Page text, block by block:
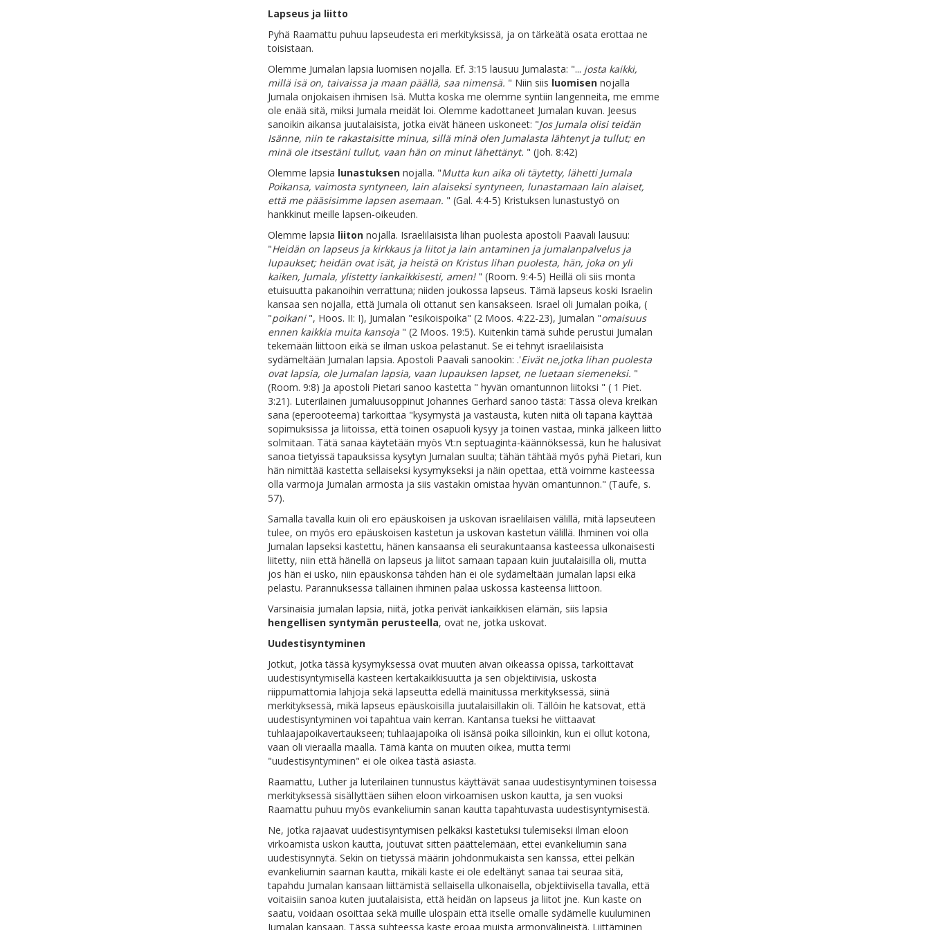
Lapseus ja liitto
Pyhä Raamattu puhuu lapseudesta eri merkityksissä, ja on tärkeätä osata erottaa ne
toisistaan.
Olemme Jumalan lapsia luomisen nojalla. Ef. 3:15 lausuu Jumalasta: "... josta kaikki,
millä isä on, taivaissa ja maan päällä, saa nimensä. " Niin siis luomisen nojalla
Jumala onjokaisen ihmisen Isä. Mutta koska me olemme syntiin langenneita, me emme
ole enää sitä, miksi Jumala meidät loi. Olemme kadottaneet Jumalan kuvan. Jeesus
sanoikin aikansa juutalaisista, jotka eivät häneen uskoneet: "Jos Jumala olisi teidän
Isänne, niin te rakastaisitte minua, sillä minä olen Jumalasta lähtenyt ja tullut; en
minä ole itsestäni tullut, vaan hän on minut lähettänyt. " (Joh. 8:42)
Olemme lapsia lunastuksen nojalla. "Mutta kun aika oli täytetty, lähetti Jumala
Poikansa, vaimosta syntyneen, lain alaiseksi syntyneen, lunastamaan lain alaiset,
että me pääsisimme lapsen asemaan. " (Gal. 4:4-5) Kristuksen lunastustyö on
hankkinut meille lapsen-oikeuden.
Olemme lapsia liiton nojalla. Israelilaisista lihan puolesta apostoli Paavali lausuu:
"Heidän on lapseus ja kirkkaus ja liitot ja lain antaminen ja jumalanpalvelus ja
lupaukset; heidän ovat isät, ja heistä on Kristus lihan puolesta, hän, joka on yli
kaiken, Jumala, ylistetty iankaikkisesti, amen! " (Room. 9:4-5) Heillä oli siis monta
etuisuutta pakanoihin verrattuna; niiden joukossa lapseus. Tämä lapseus koski Israelin
kansaa sen nojalla, että Jumala oli ottanut sen kansakseen. Israel oli Jumalan poika, (
"poikani ", Hoos. II: I), Jumalan "esikoispoika" (2 Moos. 4:22-23), Jumalan "omaisuus
ennen kaikkia muita kansoja " (2 Moos. 19:5). Kuitenkin tämä suhde perustui Jumalan
tekemään liittoon eikä se ilman uskoa pelastanut. Se ei tehnyt israelilaisista
sydämeltään Jumalan lapsia. Apostoli Paavali sanookin: .'Eivät ne,jotka lihan puolesta
ovat lapsia, ole Jumalan lapsia, vaan lupauksen lapset, ne luetaan siemeneksi. "
(Room. 9:8) Ja apostoli Pietari sanoo kastetta " hyvän omantunnon liitoksi " ( 1 Piet.
3:21). Luterilainen jumaluusoppinut Johannes Gerhard sanoo tästä: Tässä oleva kreikan
sana (eperooteema) tarkoittaa "kysymystä ja vastausta, kuten niitä oli tapana käyttää
sopimuksissa ja liitoissa, että toinen osapuoli kysyy ja toinen vastaa, minkä jälkeen liitto
solmitaan. Tätä sanaa käytetään myös Vt:n septuaginta-käännöksessä, kun he halusivat
sanoa tietyissä tapauksissa kysytyn Jumalan suulta; tähän tähtää myös pyhä Pietari, kun
hän nimittää kastetta sellaiseksi kysymykseksi ja näin opettaa, että voimme kasteessa
olla varmoja Jumalan armosta ja siis vastakin omistaa hyvän omantunnon." (Taufe, s.
57).
Samalla tavalla kuin oli ero epäuskoisen ja uskovan israelilaisen välillä, mitä lapseuteen
tulee, on myös ero epäuskoisen kastetun ja uskovan kastetun välillä. Ihminen voi olla
Jumalan lapseksi kastettu, hänen kansaansa eli seurakuntaansa kasteessa ulkonaisesti
liitetty, niin että hänellä on lapseus ja liitot samaan tapaan kuin juutalaisilla oli, mutta
jos hän ei usko, niin epäuskonsa tähden hän ei ole sydämeltään jumalan lapsi eikä
pelastu. Parannuksessa tällainen ihminen palaa uskossa kasteensa liittoon.
Varsinaisia jumalan lapsia, niitä, jotka perivät iankaikkisen elämän, siis lapsia
hengellisen syntymän perusteella, ovat ne, jotka uskovat.
Uudestisyntyminen
Jotkut, jotka tässä kysymyksessä ovat muuten aivan oikeassa opissa, tarkoittavat
uudestisyntymisellä kasteen kertakaikkisuutta ja sen objektiivisia, uskosta
riippumattomia lahjoja sekä lapseutta edellä mainitussa merkityksessä, siinä
merkityksessä, mikä lapseus epäuskoisilla juutalaisillakin oli. Tällöin he katsovat, että
uudestisyntyminen voi tapahtua vain kerran. Kantansa tueksi he viittaavat
tuhlaajapoikavertaukseen; tuhlaajapoika oli isänsä poika silloinkin, kun ei ollut kotona,
vaan oli vieraalla maalla. Tämä kanta on muuten oikea, mutta termi
"uudestisyntyminen" ei ole oikea tästä asiasta.
Raamattu, Luther ja luterilainen tunnustus käyttävät sanaa uudestisyntyminen toisessa
merkityksessä sisälIyttäen siihen eloon virkoamisen uskon kautta, ja sen vuoksi
Raamattu puhuu myös evankeliumin sanan kautta tapahtuvasta uudestisyntymisestä.
Ne, jotka rajaavat uudestisyntymisen pelkäksi kastetuksi tulemiseksi ilman eloon
virkoamista uskon kautta, joutuvat sitten päättelemään, ettei evankeliumin sana
uudestisynnytä. Sekin on tietyssä määrin johdonmukaista sen kanssa, ettei pelkän
evankeliumin saarnan kautta, mikäli kaste ei ole edeltänyt sanaa tai seuraa sitä,
tapahdu Jumalan kansaan liittämistä sellaisella ulkonaisella, objektiivisella tavalla, että
voitaisiin sanoa kuten juutalaisista, että heidän on lapseus ja liitot jne. Kun kaste on
saatu, voidaan osoittaa sekä muille ulospäin että itselle omalle sydämelle kuuluminen
Jumalan kansaan. Tässä suhteessa kaste eroaa muista armonvälineistä. Liittäminen